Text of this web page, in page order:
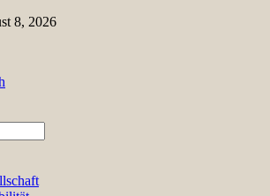
8, 2026
Kultur & Wissenschaft